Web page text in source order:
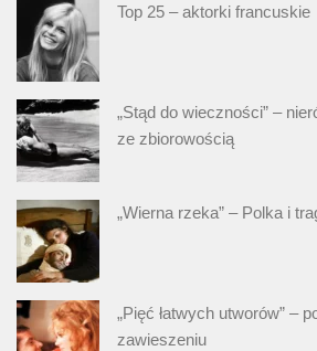
Top 25 – aktorki francuskie
„Stąd do wieczności” –
ze zbiorowością
„Wierna rzeka” – Polka i
„Pięć łatwych utworów” –
zawieszeniu